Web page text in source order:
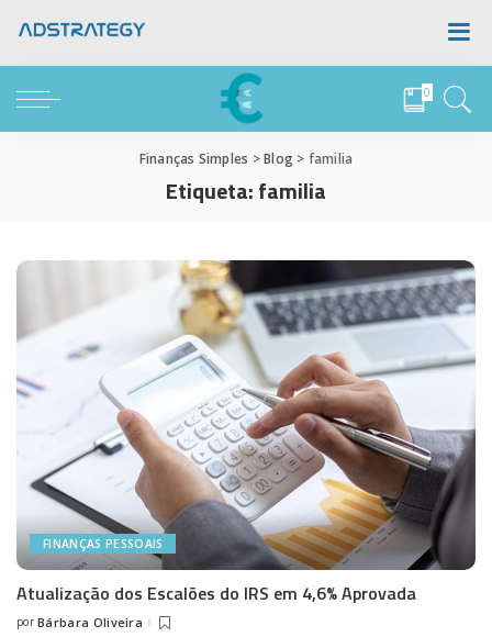
0
Finanças Simples >Blog> familia
Etiqueta:familia
FINANÇAS PESSOAIS
Atualização dos Escalões do IRS em 4,6% Aprovada
Posted
por Bárbara Oliveira